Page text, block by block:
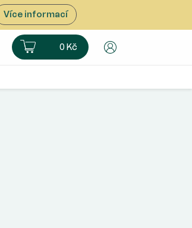
Více informací
Košík0 Kč Uživatelský účet